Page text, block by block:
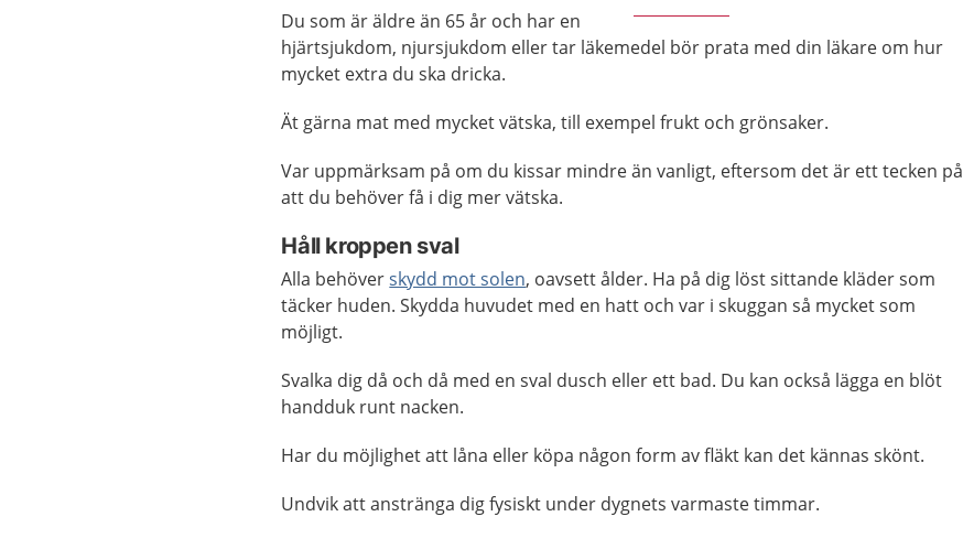
Du som är äldre än 65 år och har en
hjärtsjukdom, njursjukdom eller tar läkemedel bör prata med din läkare om hur
mycket extra du ska dricka.
Ät gärna mat med mycket vätska, till exempel frukt och grönsaker.
Var uppmärksam på om du kissar mindre än vanligt, eftersom det är ett tecken på
att du behöver få i dig mer vätska.
Håll kroppen sval
Alla behöverskydd mot solen, oavsett ålder. Ha på dig löst sittande kläder som
täcker huden. Skydda huvudet med en hatt och var i skuggan så mycket som
möjligt.
Svalka dig då och då med en sval dusch eller ett bad. Du kan också lägga en blöt
handduk runt nacken.
Har du möjlighet att låna eller köpa någon form av fläkt kan det kännas skönt.
Undvik att anstränga dig fysiskt under dygnets varmaste timmar.